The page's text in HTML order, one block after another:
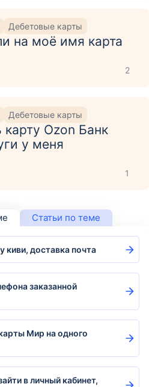
Дебетовые карты
на моё имя карта
2
Дебетовые карты
карту Ozon Банк
у меня
1
Статьи по теме
киви, доставка почта
заказанной
Мир на одного
в личный кабинет,